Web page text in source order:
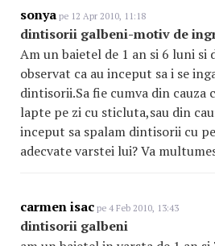
sonya pe 12 Apr 2010, 11:18
dintisorii galbeni-motiv de
Am un baietel de 1 an si 6 luni si
observat ca au inceput sa i se
dintisorii.Sa fie cumva din cauza
lapte pe zi cu sticluta,sau din
inceput sa spalam dintisorii cu
adecvate varstei lui? Va
carmen isac pe 4 Feb 2010, 13:43
dintisorii galbeni